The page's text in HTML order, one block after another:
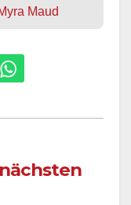
Maud